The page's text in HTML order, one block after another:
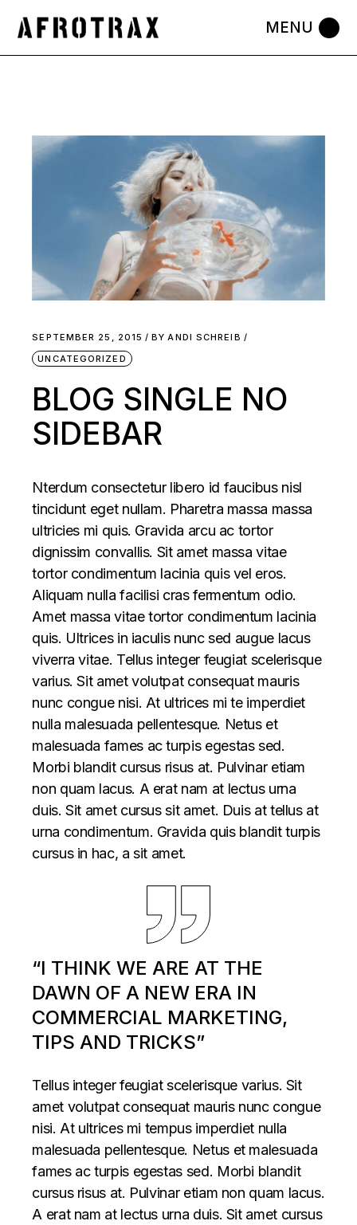
SEPTEMBER 25, 2015 BY ANDI SCHREIB
UNCATEGORIZED
BLOG SINGLE NO
SIDEBAR
Nterdum consectetur libero id faucibus nisl
tincidunt eget nullam. Pharetra massa massa
ultricies mi quis. Gravida arcu ac tortor
dignissim convallis. Sit amet massa vitae
tortor condimentum lacinia quis vel eros.
Aliquam nulla facilisi cras fermentum odio.
Amet massa vitae tortor condimentum lacinia
quis. Ultrices in iaculis nunc sed augue lacus
viverra vitae. Tellus integer feugiat scelerisque
varius. Sit amet volutpat consequat mauris
nunc congue nisi. At ultrices mi te imperdiet
nulla malesuada pellentesque. Netus et
malesuada fames ac turpis egestas sed.
Morbi blandit cursus risus at. Pulvinar etiam
non quam lacus. A erat nam at lectus urna
duis. Sit amet cursus sit amet. Duis at tellus at
urna condimentum. Gravida quis blandit turpis
cursus in hac, a sit amet.
“I THINK WE ARE AT THE
DAWN OF A NEW ERA IN
COMMERCIAL MARKETING,
TIPS AND TRICKS”
Tellus integer feugiat scelerisque varius. Sit
amet volutpat consequat mauris nunc congue
nisi. At ultrices mi tempus imperdiet nulla
malesuada pellentesque. Netus et malesuada
fames ac turpis egestas sed. Morbi blandit
cursus risus at. Pulvinar etiam non quam lacus.
A erat nam at lectus urna duis. Sit amet cursus